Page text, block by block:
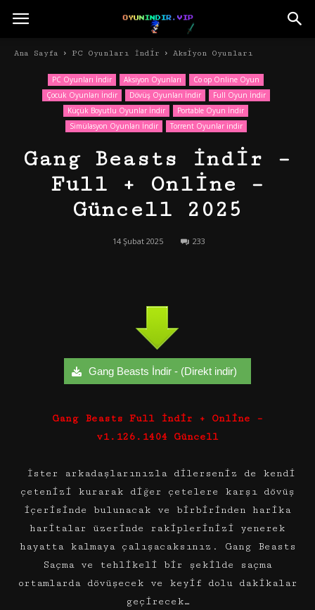
Ana Sayfa PC Oyunları İndir Aksiyon Oyunları
PC Oyunları İndir Aksiyon Oyunları
Co op Online Oyun
Çocuk Oyunları İndir
Dövüş Oyunları İndir
Full Oyun İndir
Küçük Boyutlu Oyunlar İndir
Portable Oyun İndir
Simülasyon Oyunları İndir
Torrent Oyunlar indir
Gang Beasts İndir –
Full + Online –
Güncell 2025
14 Şubat 2025 233
Gang Beasts İndir - (Direkt indir)
Gang Beasts Full İndir + Online –
v1.126.1404 Güncell
İster arkadaşlarınızla dilerseniz de kendi
çetenizi kurarak diğer çetelere karşı dövüş
içerisinde bulunacak ve birbirinden harika
haritalar üzerinde rakiplerinizi yenerek
hayatta kalmaya çalışacaksınız. Gang Beasts
Saçma ve tehlikeli bir şekilde saçma
ortamlarda dövüşecek ve keyif dolu dakikalar
geçirecek…